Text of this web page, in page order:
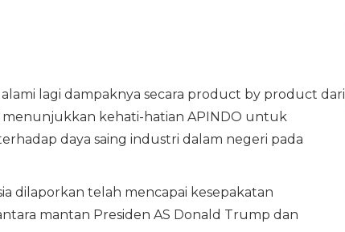
lagi dampaknya secara product by product dari
menunjukkan kehati-hatian APINDO untuk
daya saing industri dalam negeri pada
dilaporkan telah mencapai kesepakatan
mantan Presiden AS Donald Trump dan